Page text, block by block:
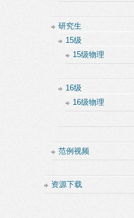
研究生
15级
15级物理
16级
16级物理
范例视频
资源下载